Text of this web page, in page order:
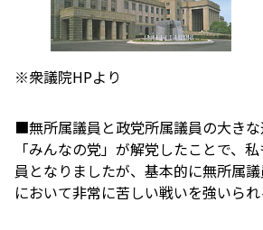
※衆議院HPより
■無所属議員と政党所属議員の大き
「みんなの党」が解党したことで、
員となりましたが、基本的に無所属
において非常に苦しい戦いを強いられ